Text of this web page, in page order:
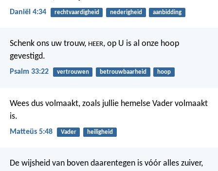
Daniël 4:34 rechtvaardigheid nederigheid aanbidding
Schenk ons uw trouw, HEER, op U is al onze hoop
gevestigd.
Psalm 33:22 vertrouwen betrouwbaarheid hoop
Wees dus volmaakt, zoals jullie hemelse Vader volmaakt
is.
Matteüs 5:48 Vader heiligheid
De wijsheid van boven daarentegen is vóór alles zuiver,